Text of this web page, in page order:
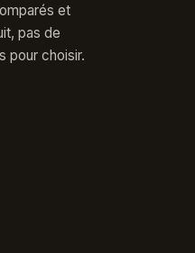
et
pas de
pour choisir.